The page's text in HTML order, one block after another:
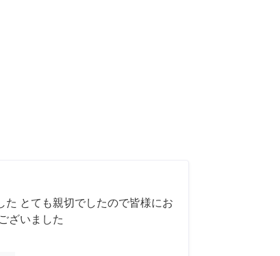
た とても親切でしたので皆様にお
ざいました